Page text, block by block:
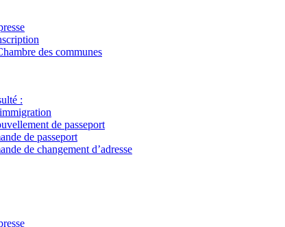
des communes
:
de passeport
de passeport
de changement d’adresse